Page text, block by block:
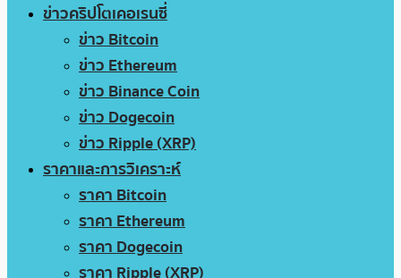
ข่าวคริปโตเคอเรนซี่
ข่าว Bitcoin
ข่าว Ethereum
ข่าว Binance Coin
ข่าว Dogecoin
ข่าว Ripple (XRP)
ราคาและการวิเคราะห์
ราคา Bitcoin
ราคา Ethereum
ราคา Dogecoin